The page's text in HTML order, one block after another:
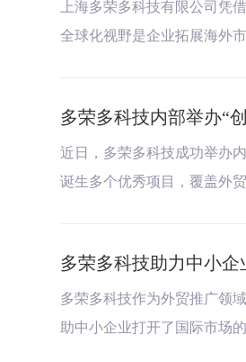
上海多荣多科技有限公司凭
全球化视野是企业拓展海外
多荣多科技内部举办“
近日，多荣多科技成功举办
诞生多个优秀项目，覆盖外
多荣多科技助力中小
多荣多科技作为外贸推广领
助中小企业打开了国际市场